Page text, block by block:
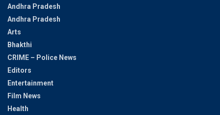
Andhra Pradesh
Andhra Pradesh
Arts
Bhakthi
CRIME – Police News
Editors
Entertainment
Film News
Health